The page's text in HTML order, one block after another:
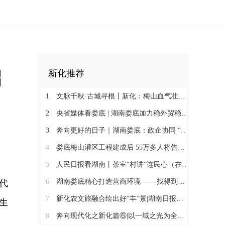
新化推荐
1 文脉千秋·古城寻根丨新化：梅山血气壮此城
2 央省媒体看娄底 | 湖南娄底加力稳外贸稳外资 一季度对外实际投资同比增长174.9%
3 奔向更好的日子｜湖南娄底：政企协同 “基金+保险”破解万人搬迁后扶难题
4 娄底梅山灌区工程建成后 55万多人将告别“靠天喝水”@湖南日报头版
5 人民日报看湖南丨茶室“村讲”连民心（在现场·“村字号”文体活动观察）
6 湖南娄底精心打造营商环境—— 找得到人 听得懂话 办得了事
7 新化农文旅融合绘出好“丰”景|湖南日报市州版头条
8 奔向现代化之新化篇⑥|以一域之光为全局添彩@湖南日报